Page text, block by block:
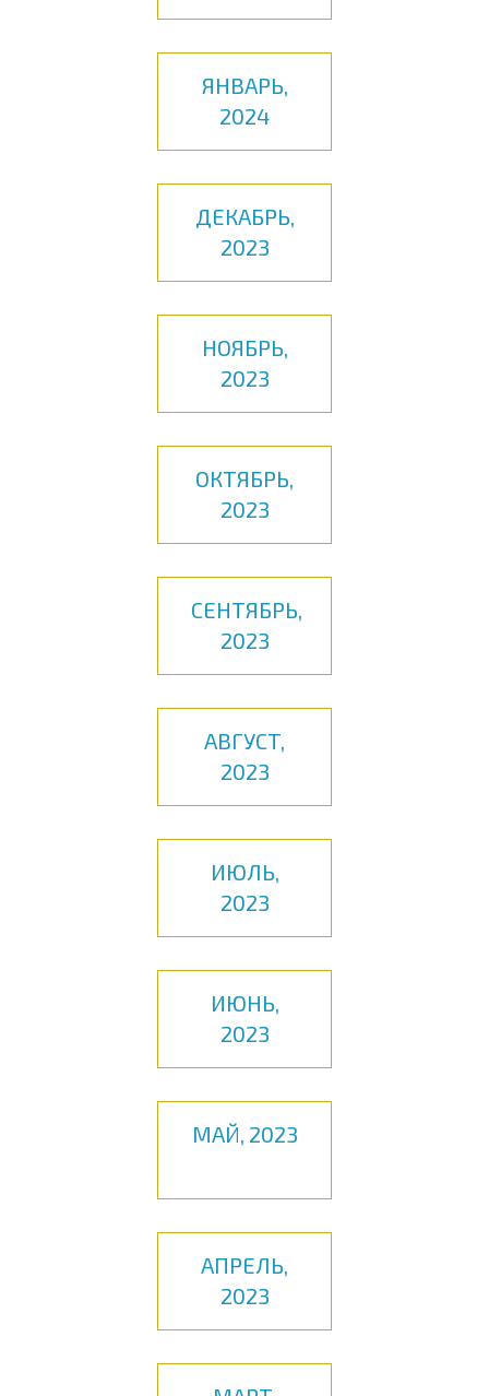
ЯНВАРЬ,
2024
ДЕКАБРЬ,
2023
НОЯБРЬ,
2023
ОКТЯБРЬ,
2023
СЕНТЯБРЬ,
2023
АВГУСТ,
2023
ИЮЛЬ,
2023
ИЮНЬ,
2023
МАЙ, 2023
АПРЕЛЬ,
2023